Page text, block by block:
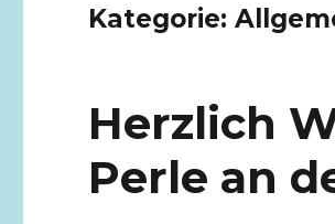
Kategorie:
Herzlich
Perle an